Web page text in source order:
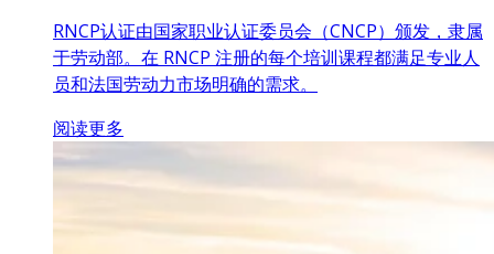
RNCP认证由国家职业认证委员会（CNCP）颁发，隶属
于劳动部。在 RNCP 注册的每个培训课程都满足专业人
员和法国劳动力市场明确的需求。
阅读更多